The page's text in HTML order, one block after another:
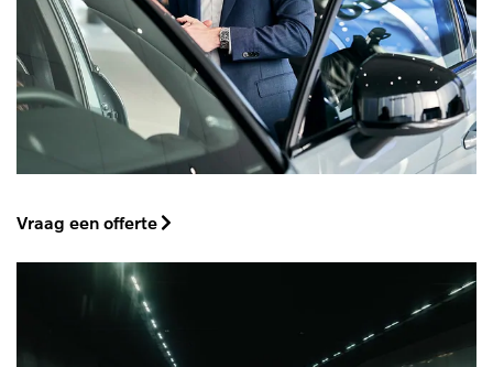
Vraag een offerte